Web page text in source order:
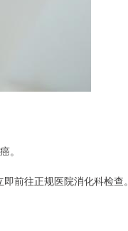
。
前往正规医院消化科检查。